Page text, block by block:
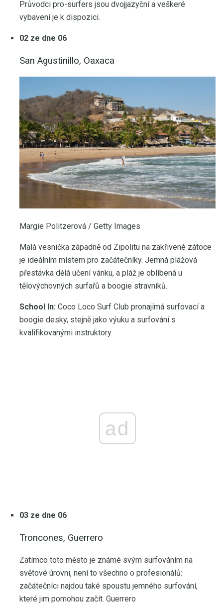
Průvodci pro-surfers jsou dvojjazyční a veškeré
vybavení je k dispozici.
02 ze dne 06
San Agustinillo, Oaxaca
Margie Politzerová / Getty Images
Malá vesnička západně od Zipolitu na zakřivené zátoce
je ideálním místem pro začátečníky. Jemná plážová
přestávka dělá učení vánku, a pláž je oblíbená u
tělovýchovných surfařů a boogie stravníků.
School In: Coco Loco Surf Club pronajímá surfovací a
boogie desky, stejně jako výuku a surfování s
kvalifikovanými instruktory.
ad
03 ze dne 06
Troncones, Guerrero
Zatímco toto město je známé svým surfováním na
světové úrovni, není to všechno o profesionálů:
začátečníci najdou také spoustu jemného surfování,
které jim pomohou začít. Guerrero